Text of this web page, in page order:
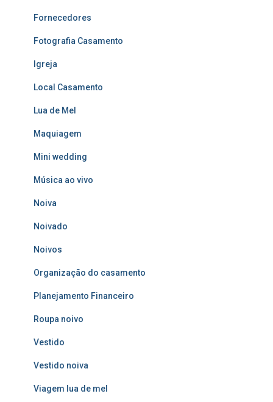
Fornecedores
Fotografia Casamento
Igreja
Local Casamento
Lua de Mel
Maquiagem
Mini wedding
Música ao vivo
Noiva
Noivado
Noivos
Organização do casamento
Planejamento Financeiro
Roupa noivo
Vestido
Vestido noiva
Viagem lua de mel